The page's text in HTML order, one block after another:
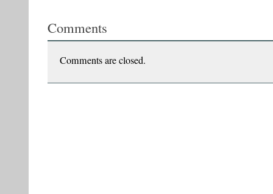
libere
Comments
Comments are closed.